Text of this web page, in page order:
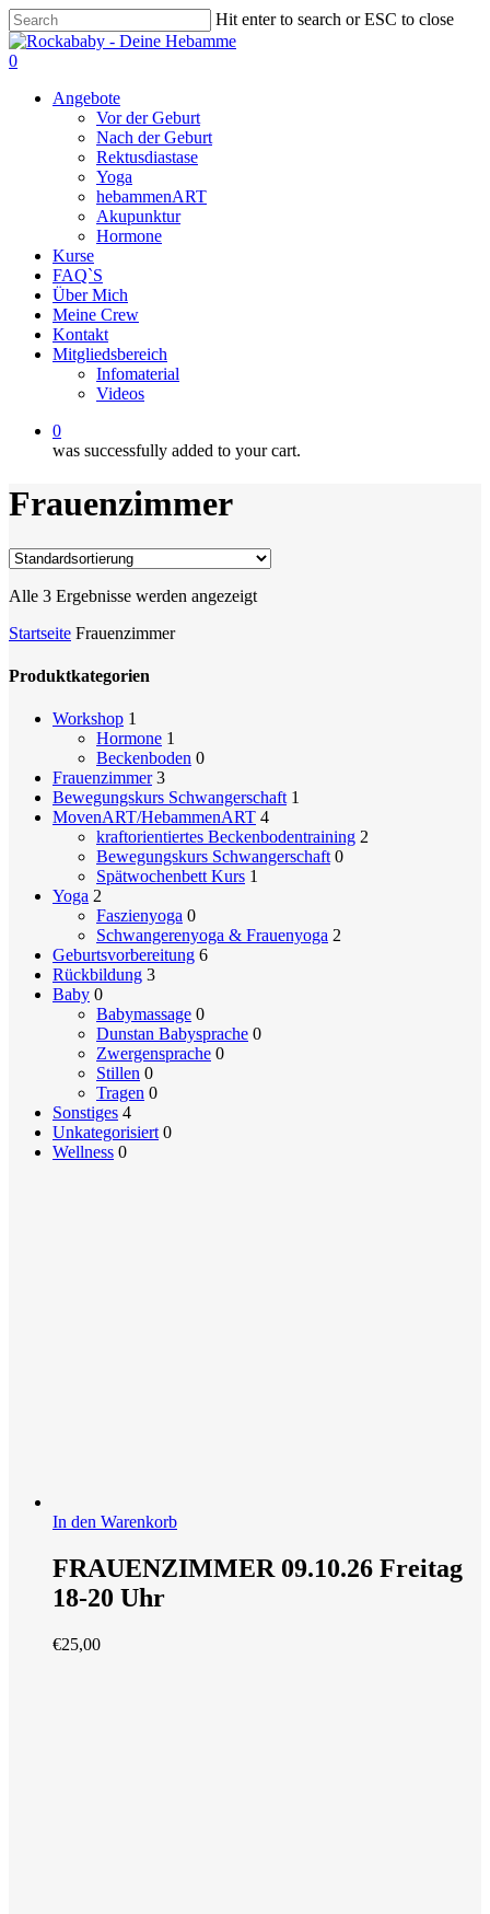
Skip
to
main
Hit enter to search or ESC to close
Close
Search
0
Angebote
Vor der Geburt
Nach der Geburt
Rektusdiastase
Yoga
hebammenART
Akupunktur
Hormone
Kurse
FAQ`S
Über Mich
Meine Crew
Kontakt
Mitgliedsbereich
Infomaterial
Videos
0
was successfully added to your cart.
Frauenzimmer
Alle 3 Ergebnisse werden angezeigt
Startseite Frauenzimmer
Produktkategorien
Workshop 1
Hormone 1
Beckenboden 0
Frauenzimmer 3
Bewegungskurs Schwangerschaft 1
MovenART/HebammenART 4
kraftorientiertes Beckenbodentraining 2
Bewegungskurs Schwangerschaft 0
Spätwochenbett Kurs 1
Yoga 2
Faszienyoga 0
Schwangerenyoga & Frauenyoga 2
Geburtsvorbereitung 6
Rückbildung 3
Baby 0
Babymassage 0
Dunstan Babysprache 0
Zwergensprache 0
Stillen 0
Tragen 0
Sonstiges 4
Unkategorisiert 0
Wellness 0
In den Warenkorb
FRAUENZIMMER 09.10.26 Freitag
18-20 Uhr
€25,00